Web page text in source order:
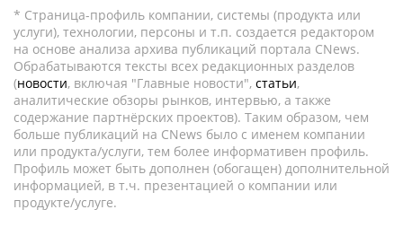
* Страница-профиль компании, системы (продукта или
услуги), технологии, персоны и т.п. создается редактором
на основе анализа архива публикаций портала CNews.
Обрабатываются тексты всех редакционных разделов
(новости, включая "Главные новости", статьи,
аналитические обзоры рынков, интервью, а также
содержание партнёрских проектов). Таким образом, чем
больше публикаций на CNews было с именем компании
или продукта/услуги, тем более информативен профиль.
Профиль может быть дополнен (обогащен) дополнительной
информацией, в т.ч. презентацией о компании или
продукте/услуге.